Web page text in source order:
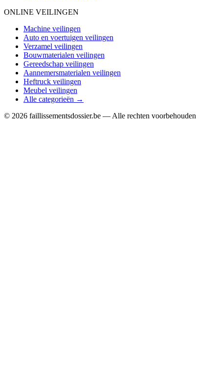
ONLINE VEILINGEN
Machine veilingen
Auto en voertuigen veilingen
Verzamel veilingen
Bouwmaterialen veilingen
Gereedschap veilingen
Aannemersmaterialen veilingen
Heftruck veilingen
Meubel veilingen
Alle categorieën →
© 2026 faillissementsdossier.be — Alle rechten voorbehouden